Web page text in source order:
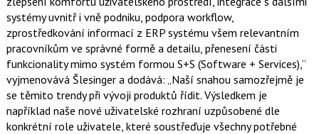
systémy uvnitř i vně podniku, podpora workflow,
zprostředkování informací z ERP systému všem relevantním
pracovníkům ve správné formě a detailu, přenesení části
funkcionality mimo systém formou S+S (Software + Services),“
vyjmenovává Šlesinger a dodává: „Naší snahou samozřejmě je
se těmito trendy při vývoji produktů řídit. Výsledkem je
například naše nové uživatelské rozhraní uzpůsobené dle
konkrétní role uživatele, které soustřeďuje všechny potřebné